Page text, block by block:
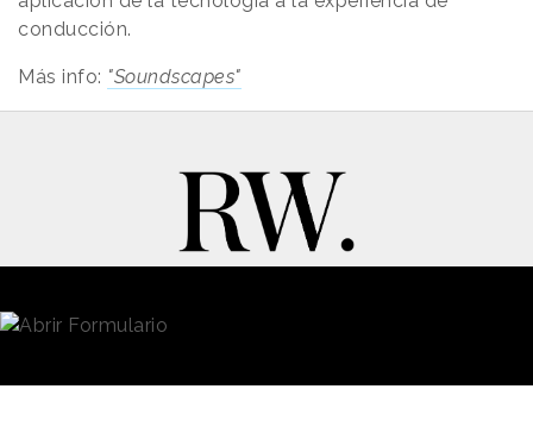
conducción.
Más info: "Soundscapes"
Contacto